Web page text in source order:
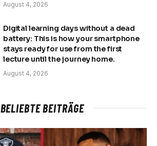
August 4, 2026
Digital learning days without a dead
battery: This is how your smartphone
stays ready for use from the first
lecture until the journey home.
August 4, 2026
BELIEBTE BEITRÄGE